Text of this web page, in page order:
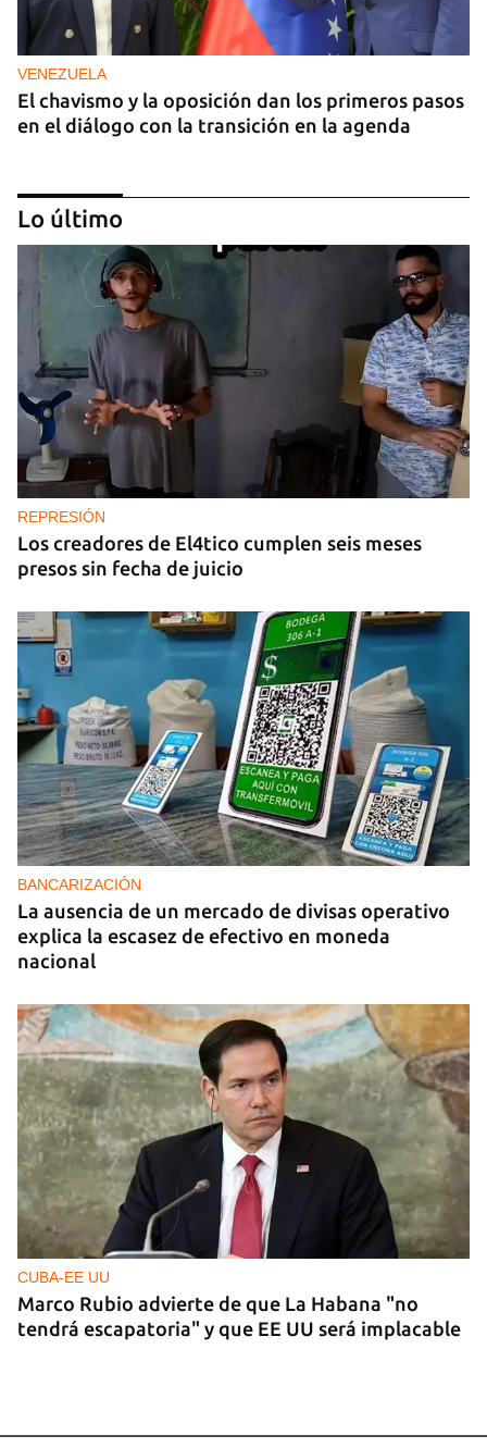
VENEZUELA
El chavismo y la oposición dan los primeros pasos
en el diálogo con la transición en la agenda
NICARAGUA
EE UU propone a la OEA convocar a los
cancilleres para "tomar medidas" contra las
decisiones de Ortega
Lo último
REPRESIÓN
Los creadores de El4tico cumplen seis meses
presos sin fecha de juicio
BANCARIZACIÓN
La ausencia de un mercado de divisas operativo
explica la escasez de efectivo en moneda
nacional
CUBA-EE UU
Marco Rubio advierte de que La Habana "no
tendrá escapatoria" y que EE UU será implacable